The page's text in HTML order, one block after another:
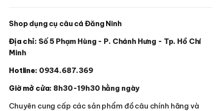
Shop dụng cụ câu cá Đăng Ninh
Địa chỉ: Số 5 Phạm Hùng - P. Chánh Hưng - Tp. Hồ Chí
Minh
Hotline: 0934.687.369
Giờ mở cửa: 8h30-19h30 hằng ngày
Chuyên cung cấp các sản phẩm đồ câu chính hãng và